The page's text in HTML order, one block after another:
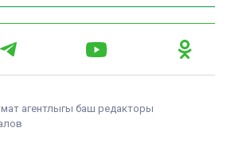
агентлыгы баш редакторы